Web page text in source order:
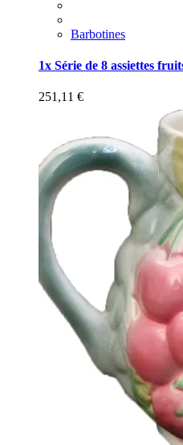
Barbotines
1x Série de 8 assiettes
251,11 €